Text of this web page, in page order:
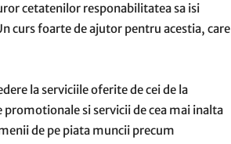
cetatenilor responabilitatea sa isi
curs foarte de ajutor pentru acestia, care
la serviciile oferite de cei de la
promotionale si servicii de cea mai inalta
de pe piata muncii precum